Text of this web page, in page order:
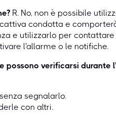
R. No, non è possibile
condotta e
e utilizzarlo per
l'allarme o le notifiche.
possono verificarsi durante
segnalarlo.
con altri.